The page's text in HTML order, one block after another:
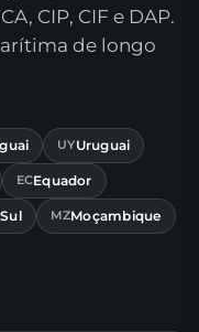
CIP, CIF e DAP.
de longo
UYUruguai
ECEquador
MZMoçambique